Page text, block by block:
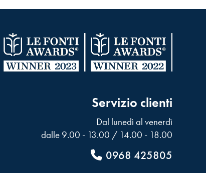
Servizio clienti
Dal lunedì al venerdì
dalle 9.00 - 13.00 / 14.00 - 18.00
0968 425805